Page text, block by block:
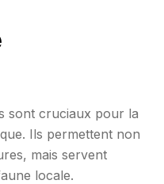
sont cruciaux pour la
Ils permettent non
mais servent
locale.